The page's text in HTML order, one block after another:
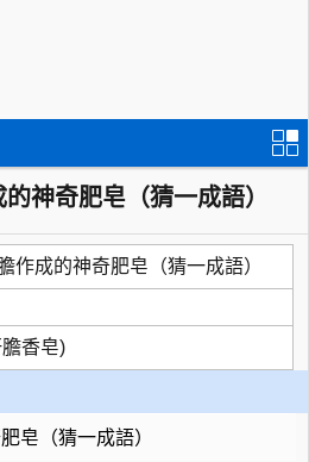
神奇肥皂（猜一成語）
作成的神奇肥皂（猜一成語）
香皂)
皂（猜一成語）